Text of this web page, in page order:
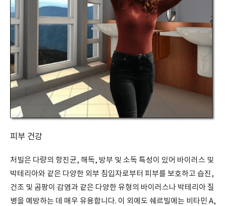
피부 건강
처빌은 다량의 항진균, 해독, 방부 및 소독 특성이 있어 바이러스 및
박테리아와 같은 다양한 외부 침입자로부터 피부를 보호하고 습진,
건조 및 곰팡이 감염과 같은 다양한 유형의 바이러스나 박테리아 질
병을 예방하는 데 매우 유용합니다. 이 외에도 쉐르빌에는 비타민 A,